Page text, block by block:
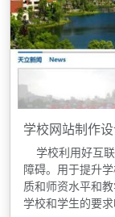
学校网站制作
学校利用好互
障碍。用于提升
质和师资水平和
学校和学生的要